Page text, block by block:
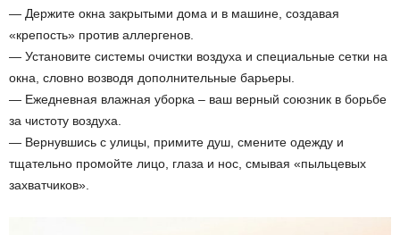
— Держите окна закрытыми дома и в машине, создавая
«крепость» против аллергенов.
— Установите системы очистки воздуха и специальные сетки на
окна, словно возводя дополнительные барьеры.
— Ежедневная влажная уборка – ваш верный союзник в борьбе
за чистоту воздуха.
— Вернувшись с улицы, примите душ, смените одежду и
тщательно промойте лицо, глаза и нос, смывая «пыльцевых
захватчиков».